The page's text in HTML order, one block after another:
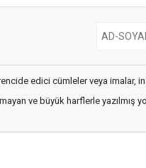
edici cümleler veya imalar,
ve büyük harflerle yazılmış